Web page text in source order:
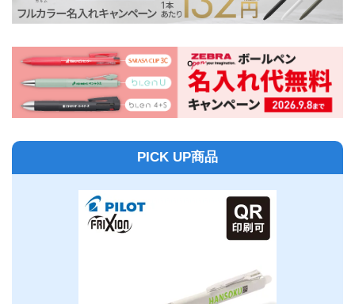
PICK UP商品